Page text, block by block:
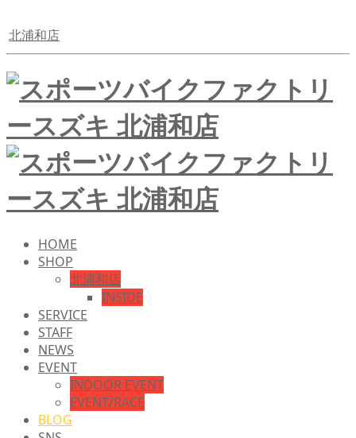
北浦和店
HOME
SHOP
北浦和店
INSIDE
SERVICE
STAFF
NEWS
EVENT
INDOOR EVENT
EVENT/RACE
BLOG